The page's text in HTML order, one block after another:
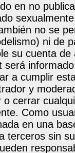
en no
no se
ni de
su cuenta
será
a cumplir
y
o cerrar
Como
en una
terceros sin